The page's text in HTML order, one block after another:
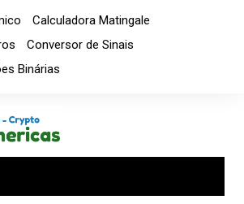
Calculadora Matingale
Conversor de Sinais
Binárias